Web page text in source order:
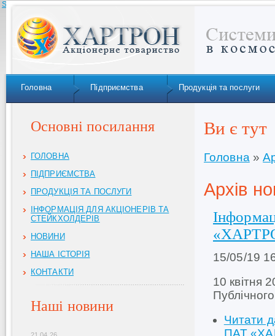
Skip to navigation
Головна Підприємства Продукція та послуги
Основні посилання
ГОЛОВНА
ПІДПРИЄМСТВА
ПРОДУКЦІЯ ТА ПОСЛУГИ
ІНФОРМАЦІЯ ДЛЯ АКЦІОНЕРІВ ТА
СТЕЙКХОЛДЕРІВ
НОВИНИ
НАША ІСТОРІЯ
КОНТАКТИ
Наші новини
Ви є тут
Головна »
Архів
15/05/19
10 квітня
Читати
ПАТ